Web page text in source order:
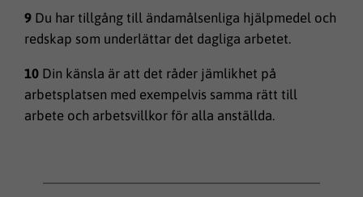
9 Du har tillgång till ändamålsenliga hjälpmedel och
redskap som underlättar det dagliga arbetet.
10 Din känsla är att det råder jämlikhet på
arbetsplatsen med exempelvis samma rätt till
arbete och arbetsvillkor för alla anställda.